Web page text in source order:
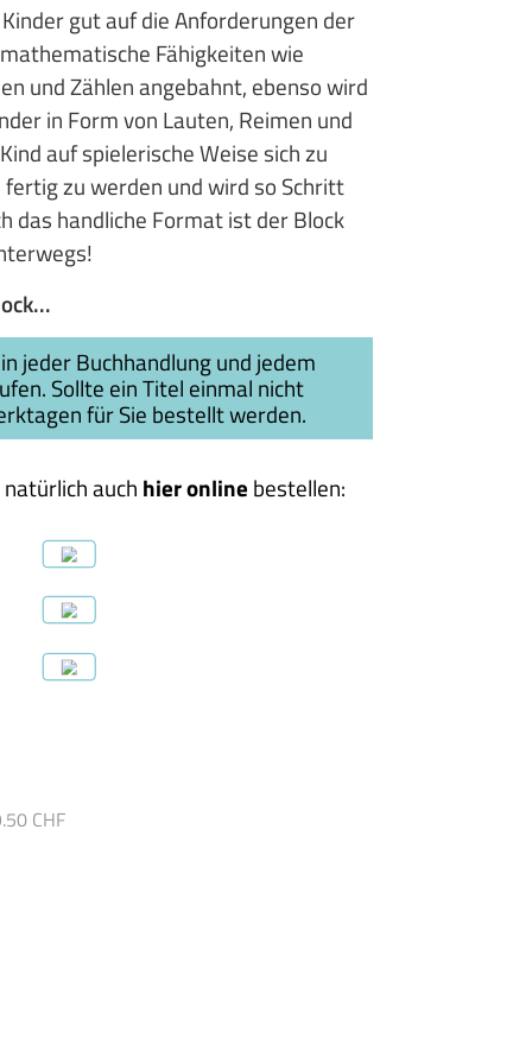
gut auf die Anforderungen der
Fähigkeiten wie
und Zählen angebahnt, ebenso wird
in Form von Lauten, Reimen und
auf spielerische Weise sich zu
zu werden und wird so Schritt
das handliche Format ist der Block
in jeder Buchhandlung und jedem
Sollte ein Titel einmal nicht
für Sie bestellt werden.
auch hier online bestellen:
CHF